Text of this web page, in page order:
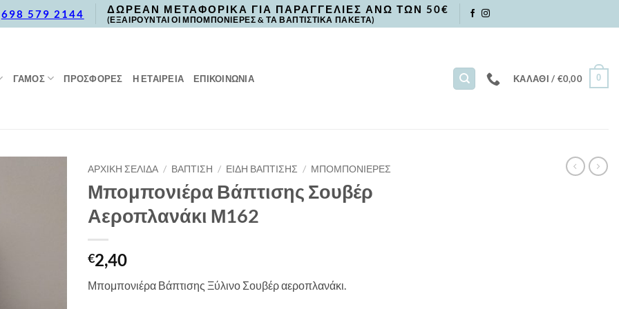
698 579 2144 ΔΩΡΕΑΝ ΜΕΤΑΦΟΡΙΚΑ ΓΙΑ ΠΑΡΑΓΓΕΛΙΕΣ ΑΝΩ ΤΩΝ 50€
(ΕΞΑΙΡΟΥΝΤΑΙ ΟΙ ΜΠΟΜΠΟΝΙΕΡΕΣ & ΤΑ ΒΑΠΤΙΣΤΙΚΑ ΠΑΚΕΤΑ)
ΓΑΜΟΣ ΠΡΟΣΦΟΡΈΣ Η ΕΤΑΙΡΕΙΑ ΕΠΙΚΟΙΝΩΝΙΑ ΚΑΛΆΘΙ / €0,00 0
ΑΡΧΙΚΉ ΣΕΛΊΔΑ / ΒΑΠΤΙΣΗ / ΕΙΔΗ ΒΑΠΤΙΣΗΣ / ΜΠΟΜΠΟΝΙΕΡΕΣ
Μπομπονιέρα Βάπτισης Σουβέρ
Αεροπλανάκι Μ162
€2,40
Μπομπονιέρα Βάπτισης Ξύλινο Σουβέρ αεροπλανάκι.